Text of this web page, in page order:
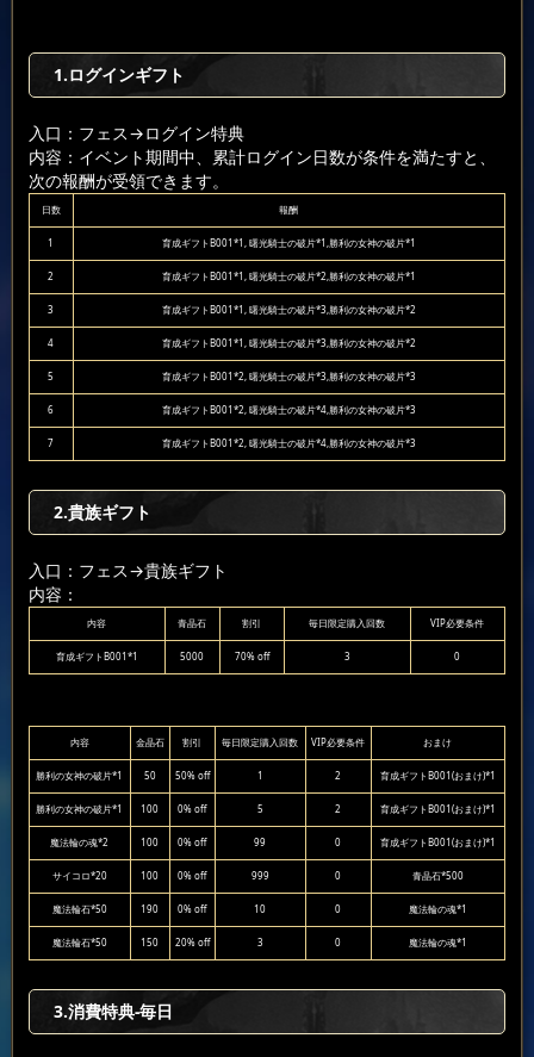
1.ログインギフト
入口：フェス→ログイン特典
内容：イベント期間中、累計ログイン日数が条件を満たすと、
次の報酬が受領できます。
日数 報酬
1 育成ギフトB001*1, 曙光騎士の破片*1,勝利の女神の破片*1
2 育成ギフトB001*1, 曙光騎士の破片*2,勝利の女神の破片*1
3 育成ギフトB001*1, 曙光騎士の破片*3,勝利の女神の破片*2
4 育成ギフトB001*1, 曙光騎士の破片*3,勝利の女神の破片*2
5 育成ギフトB001*2, 曙光騎士の破片*3,勝利の女神の破片*3
6 育成ギフトB001*2, 曙光騎士の破片*4,勝利の女神の破片*3
7 育成ギフトB001*2, 曙光騎士の破片*4,勝利の女神の破片*3
2.貴族ギフト
入口：フェス→貴族ギフト
内容：
内容 青晶石 割引 毎日限定購入回数 VIP必要条件
育成ギフトB001*1 5000 70% off 3 0
内容 金晶石 割引 毎日限定購入回数 VIP必要条件 おまけ
勝利の女神の破片*1 50 50% off 1 2 育成ギフトB001(おまけ)*1
勝利の女神の破片*1 100 0% off 5 2 育成ギフトB001(おまけ)*1
魔法輪の魂*2 100 0% off 99 0 育成ギフトB001(おまけ)*1
サイコロ*20 100 0% off 999 0 青晶石*500
魔法輪石*50 190 0% off 10 0 魔法輪の魂*1
魔法輪石*50 150 20% off 3 0 魔法輪の魂*1
3.消費特典-毎日